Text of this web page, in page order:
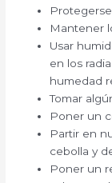
Mantener
Usar
en los
humedad
Tomar
Poner un
Partir en
cebolla y
Poner un